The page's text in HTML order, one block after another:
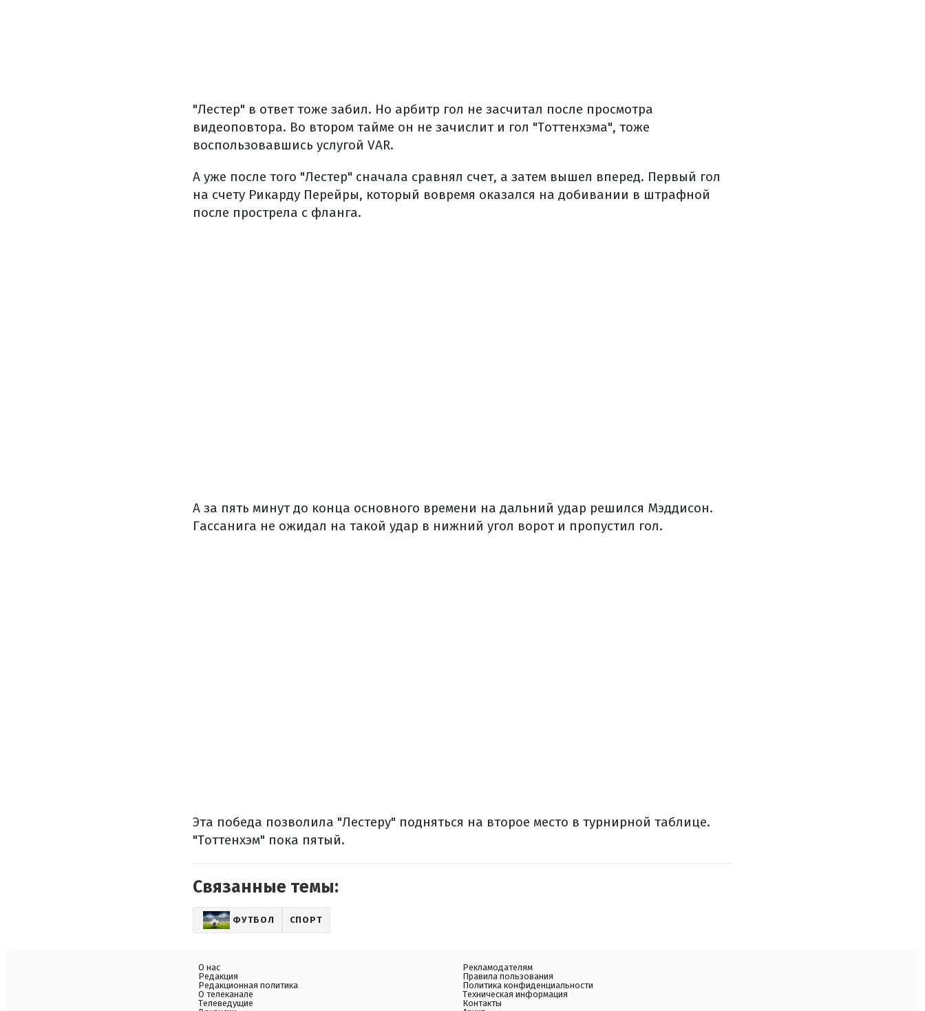
"Лестер" в ответ тоже забил. Но арбитр гол не засчитал после просмотра
видеоповтора. Во втором тайме он не зачислит и гол "Тоттенхэма", тоже
воспользовавшись услугой VAR.
А уже после того "Лестер" сначала сравнял счет, а затем вышел вперед. Первый гол
на счету Рикарду Перейры, который вовремя оказался на добивании в штрафной
после прострела с фланга.
А за пять минут до конца основного времени на дальний удар решился Мэддисон.
Гассанига не ожидал на такой удар в нижний угол ворот и пропустил гол.
Эта победа позволила "Лестеру" подняться на второе место в турнирной таблице.
"Тоттенхэм" пока пятый.
Связанные темы:
ФУТБОЛ СПОРТ
О нас
Редакция
Редакционная политика
О телеканале
Телеведущие
Рекламодателям
Правила пользования
Политика конфиденциальности
Техническая информация
Контакты